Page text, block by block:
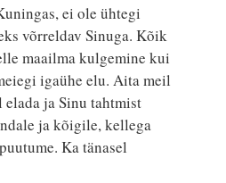
ei ole ühtegi
võrreldav Sinuga. Kõik
maailma kulgemine kui
igaühe elu. Aita meil
elada ja Sinu tahtmist
ja kõigile, kellega
Ka tänasel